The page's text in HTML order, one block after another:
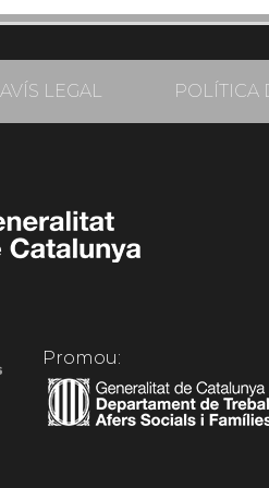
AVÍS LEGAL POLÍTICA
Promou: